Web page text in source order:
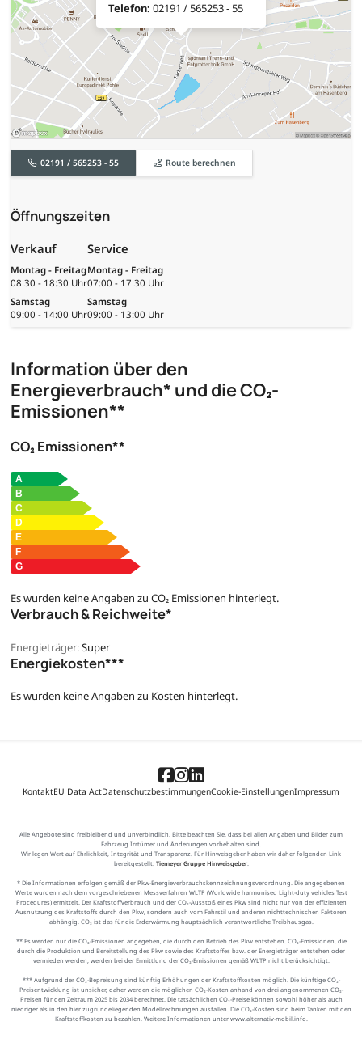
Telefon: 02191 / 565253 - 55
02191 / 565253 - 55 Route berechnen
Öffnungszeiten
Verkauf
Montag - Freitag
08:30 - 18:30 Uhr
Samstag
09:00 - 14:00 Uhr
Service
Montag - Freitag
07:00 - 17:30 Uhr
Samstag
09:00 - 13:00 Uhr
Information über den
Energieverbrauch* und die CO₂-
Emissionen**
CO₂ Emissionen**
Es wurden keine Angaben zu CO₂ Emissionen hinterlegt.
Verbrauch & Reichweite*
Energieträger:Super
Energiekosten***
Es wurden keine Angaben zu Kosten hinterlegt.
KontaktEU Data ActDatenschutzbestimmungenCookie-EinstellungenImpressum
Alle Angebote sind freibleibend und unverbindlich. Bitte beachten Sie, dass bei allen Angaben und Bilder zum
Fahrzeug Irrtümer und Änderungen vorbehalten sind.
Wir legen Wert auf Ehrlichkeit, Integrität und Transparenz. Für Hinweisgeber haben wir daher folgenden Link
bereitgestellt: Tiemeyer Gruppe Hinweisgeber.
* Die Informationen erfolgen gemäß der Pkw-Energieverbrauchskennzeichnungsverordnung. Die angegebenen
Werte wurden nach dem vorgeschriebenen Messverfahren WLTP (Worldwide harmonised Light-duty vehicles Test
Procedures) ermittelt. Der Kraftstoffverbrauch und der CO₂-Ausstoß eines Pkw sind nicht nur von der effizienten
Ausnutzung des Kraftstoffs durch den Pkw, sondern auch vom Fahrstil und anderen nichttechnischen Faktoren
abhängig. CO₂ ist das für die Erderwärmung hauptsächlich verantwortliche Treibhausgas.
** Es werden nur die CO₂-Emissionen angegeben, die durch den Betrieb des Pkw entstehen. CO₂-Emissionen, die
durch die Produktion und Bereitstellung des Pkw sowie des Kraftstoffes bzw. der Energieträger entstehen oder
vermieden werden, werden bei der Ermittlung der CO₂-Emissionen gemäß WLTP nicht berücksichtigt.
*** Aufgrund der CO₂-Bepreisung sind künftig Erhöhungen der Kraftstoffkosten möglich. Die künftige CO₂-
Preisentwicklung ist unsicher, daher werden die möglichen CO₂-Kosten anhand von drei angenommenen CO₂-
Preisen für den Zeitraum 2025 bis 2034 berechnet. Die tatsächlichen CO₂-Preise können sowohl höher als auch
niedriger als in den hier zugrundeliegenden Modellrechnungen ausfallen. Die CO₂-Kosten sind beim Tanken mit den
Kraftstoffkosten zu bezahlen. Weitere Informationen unter www.alternativ-mobil.info.